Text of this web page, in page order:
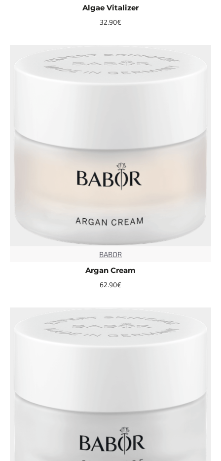
Algae Vitalizer
32.90€
BABOR
Argan Cream
62.90€